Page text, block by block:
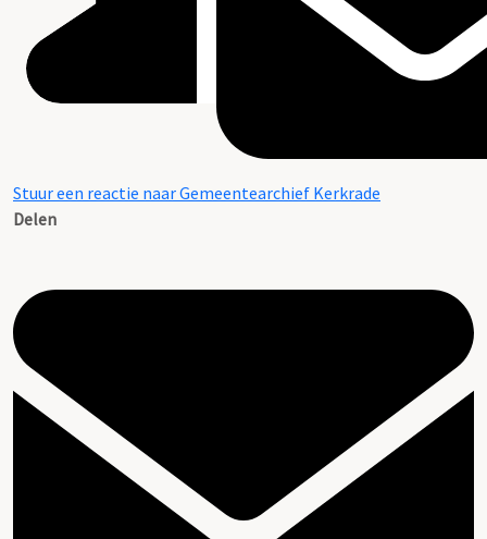
Stuur een reactie naar Gemeentearchief Kerkrade
Delen